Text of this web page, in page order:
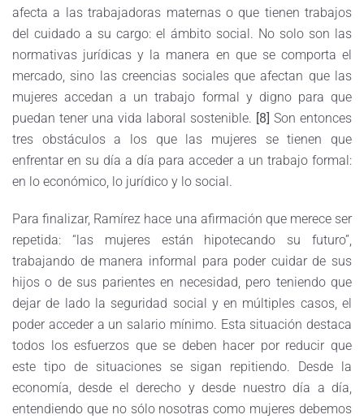
afecta a las trabajadoras maternas o que tienen trabajos
del cuidado a su cargo: el ámbito social. No solo son las
normativas jurídicas y la manera en que se comporta el
mercado, sino las creencias sociales que afectan que las
mujeres accedan a un trabajo formal y digno para que
puedan tener una vida laboral sostenible. [8] Son entonces
tres obstáculos a los que las mujeres se tienen que
enfrentar en su día a día para acceder a un trabajo formal:
en lo económico, lo jurídico y lo social.
Para finalizar, Ramírez hace una afirmación que merece ser
repetida: “las mujeres están hipotecando su futuro”,
trabajando de manera informal para poder cuidar de sus
hijos o de sus parientes en necesidad, pero teniendo que
dejar de lado la seguridad social y en múltiples casos, el
poder acceder a un salario mínimo. Esta situación destaca
todos los esfuerzos que se deben hacer por reducir que
este tipo de situaciones se sigan repitiendo. Desde la
economía, desde el derecho y desde nuestro día a día,
entendiendo que no sólo nosotras como mujeres debemos